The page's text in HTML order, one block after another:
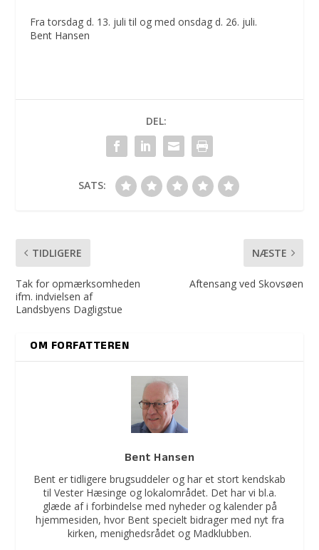
Fra torsdag d. 13. juli til og med onsdag d. 26. juli.
Bent Hansen
DEL:
SATS:
TIDLIGERE
Tak for opmærksomheden
ifm. indvielsen af
Landsbyens Dagligstue
NÆSTE
Aftensang ved Skovsøen
OM FORFATTEREN
Bent Hansen
Bent er tidligere brugsuddeler og har et stort kendskab
til Vester Hæsinge og lokalområdet. Det har vi bl.a.
glæde af i forbindelse med nyheder og kalender på
hjemmesiden, hvor Bent specielt bidrager med nyt fra
kirken, menighedsrådet og Madklubben.